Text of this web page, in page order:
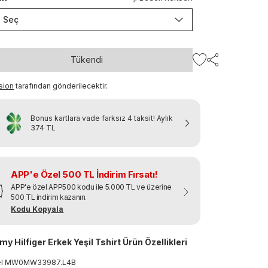
Seç
Tükendi
tarafından gönderilecektir.
Bonus kartlara vade farksız 4 taksit! Aylık
374 TL
APP'e Özel 500 TL İndirim Fırsatı!
APP'e özel APP500 kodu ile 5.000 TL ve üzerine
500 TL indirim kazanın.
Kodu Kopyala
Hilfiger Erkek Yeşil Tshirt Ürün Özellikleri
MW0MW33987.L4B